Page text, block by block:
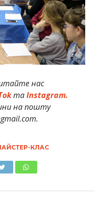
нас
таInstagram.
на пошту
КЛАС